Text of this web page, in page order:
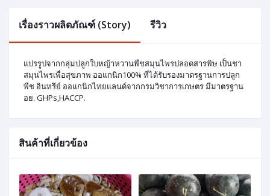
เรื่องราวผลิตภัณฑ์ (Story) รีวิว
แปรรูปจากกลุ่มปลูกใบหญ้าหวานพืชสมุนไพรปลอดสารพิษ เป็นชา
สมุนไพรเพื่อสุขภาพ ออแกนิก100% ที่ได้รับรองมาตรฐานการปลูก
พืช อินทรีย์ ออแกนิกไทยแลนด์จากกรมวิชาการเกษตร มีมาตรฐาน
อย. GHPs,HACCP.
สินค้าที่เกี่ยวข้อง